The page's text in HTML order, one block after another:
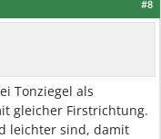
#8
Tonziegel als
gleicher Firstrichtung.
leichter sind, damit